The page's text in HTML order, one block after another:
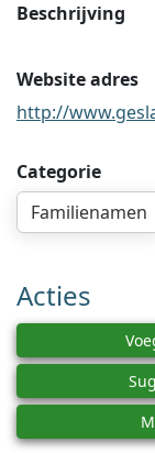
Beschrijving
Website adres
http://
Categorie
Familienamen
Acties